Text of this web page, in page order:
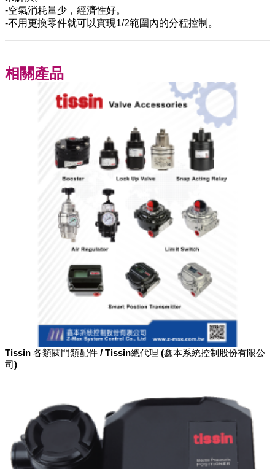
-空氣消耗量少，經濟性好。
-不用更換零件就可以實現1/2範圍內的分程控制。
相關產品
Tissin 各類閥門類配件 / Tissin總代理 (鑫本系統控制股份有限公
司)